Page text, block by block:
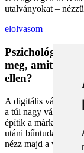
utalványokat –
elolvasom
Pszichológiai
meg, amit
ellen?
A digitális vásárlás
a túl nagy
építik a márkák a
utáni bűntudatot
nézz majd a